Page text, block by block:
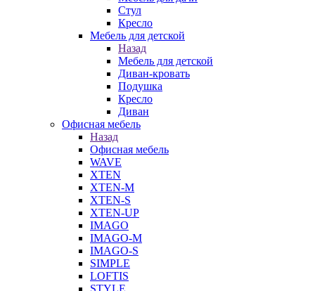
Стул
Кресло
Мебель для детской
Назад
Мебель для детской
Диван-кровать
Подушка
Кресло
Диван
Офисная мебель
Назад
Офисная мебель
WAVE
XTEN
XTEN-M
XTEN-S
XTEN-UP
IMAGO
IMAGO-M
IMAGO-S
SIMPLE
LOFTIS
STYLE